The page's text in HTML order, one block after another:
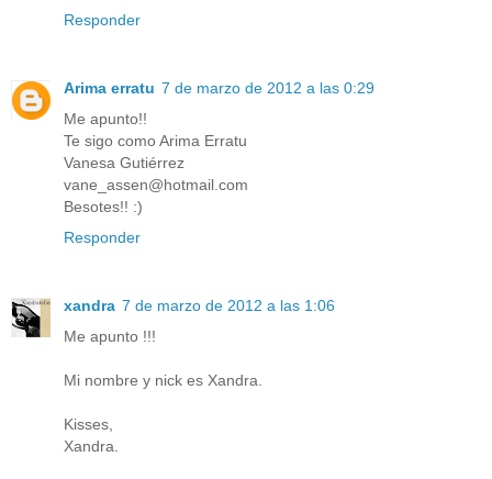
Responder
Arima erratu 7 de marzo de 2012 a las 0:29
Me apunto!!
Te sigo como Arima Erratu
Vanesa Gutiérrez
vane_assen@hotmail.com
Besotes!! :)
Responder
xandra 7 de marzo de 2012 a las 1:06
Me apunto !!!
Mi nombre y nick es Xandra.
Kisses,
Xandra.